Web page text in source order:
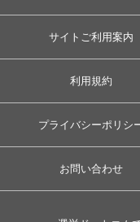
サイトご利用案内
利用規約
プライバシーポリシ
お問い合わせ